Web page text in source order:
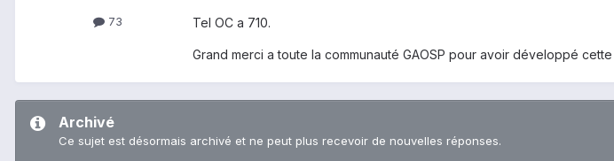
73 Tel OC a 710.
Grand merci a toute la communauté GAOSP pour avoir développé cette
Archivé
Ce sujet est désormais archivé et ne peut plus recevoir de nouvelles réponses.